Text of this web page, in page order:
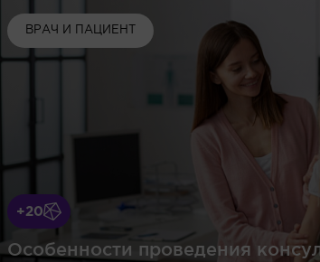
ВРАЧ И ПАЦИЕНТ
+20
Особенности проведения